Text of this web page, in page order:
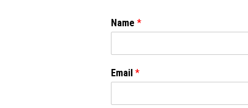
Name *
Email *